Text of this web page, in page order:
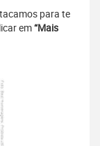
para te
em“Mais